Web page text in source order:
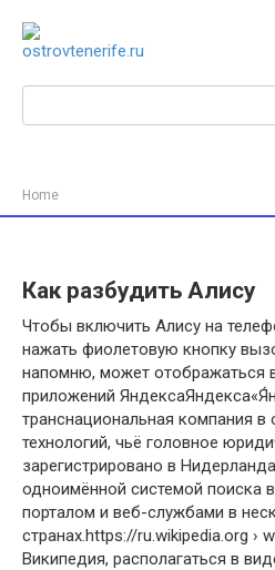
контенту
Поиск:
Home
Как разбудить Алису
Чтобы включить Алису на
нажать фиолетовую кнопку
напомню, может отображаться
приложений
транснациональная компания
технологий, чьё головное
зарегистрировано в
одноимённой системой поиска в
порталом и веб-службами в
странах.https://ru.wikipedia.org ›
Википедия, располагаться в